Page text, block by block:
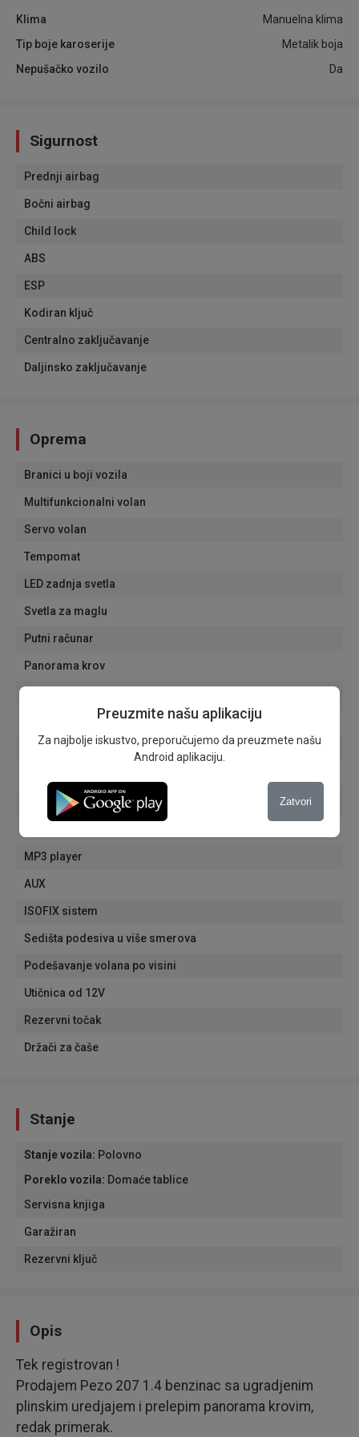
Klima
Manuelna klima
Tip boje karoserije
Metalik boja
Nepušačko vozilo
Da
Sigurnost
Prednji airbag
Bočni airbag
Child lock
ABS
ESP
Kodiran ključ
Centralno zaključavanje
Daljinsko zaključavanje
Oprema
Branici u boji vozila
Multifunkcionalni volan
Servo volan
Tempomat
LED zadnja svetla
Svetla za maglu
Putni računar
Panorama krov
Električni retrovizori
Tonirana stakla
MP3 player
AUX
ISOFIX sistem
Sedišta podesiva u više smerova
Podešavanje volana po visini
Utičnica od 12V
Rezervni točak
Držači za čaše
Stanje
Stanje vozila: Polovno
Poreklo vozila: Domaće tablice
Servisna knjiga
Garažiran
Rezervni ključ
Opis
Tek registrovan !
Prodajem Pezo 207 1.4 benzinac sa ugradjenim
plinskim uredjajem i prelepim panorama krovim,
redak primerak.
Preuzmite našu aplikaciju
Za najbolje iskustvo, preporučujemo da preuzmete našu
Android aplikaciju.
Zatvori